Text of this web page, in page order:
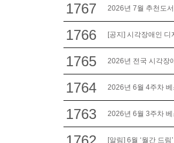
1767 2026년 7월 추천도서
1766 [공지] 시각장애인 디
1765 2026년 전국 시각장
1764 2026년 6월 4주차
1763 2026년 6월 3주차
[알림] 6월 ‘월간 드